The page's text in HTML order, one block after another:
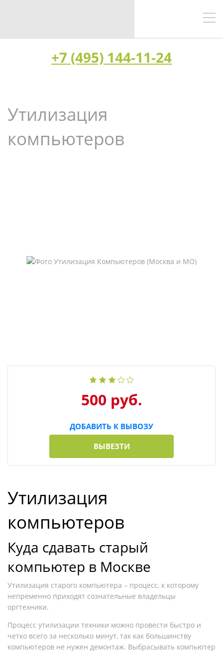
+7 (495) 144-11-24
Утилизация
компьютеров
500 руб.
ДОБАВИТЬ К ВЫВОЗУ
ВЫВЕЗТИ
Утилизация
компьютеров
Куда сдавать старый
компьютер в Москве
Утилизация старого компьютера – процесс, к которому
непременно приходят сознательные владельцы
оргтехники.
Процесс утилизации техники можно провести быстро и
четко всего за несколько минут, так как большинству
компьютеров не нужен демонтаж. Выбрасывать компьютер